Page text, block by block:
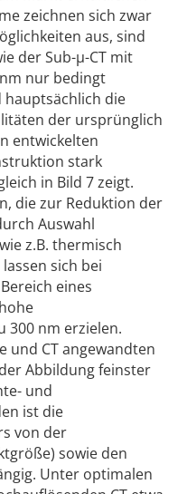
zeichnen sich zwar
aus, sind
der Sub-µ-CT mit
nur bedingt
die
der ursprünglich
entwickelten
stark
in Bild 7 zeigt.
die zur Reduktion der
Auswahl
z.B. thermisch
sich bei
eines
300 nm erzielen.
und CT angewandten
Abbildung feinster
und
ist die
von der
sowie den
Unter optimalen